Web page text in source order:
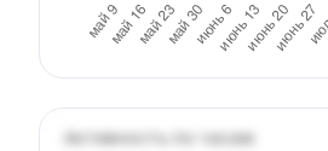
Активность по часам